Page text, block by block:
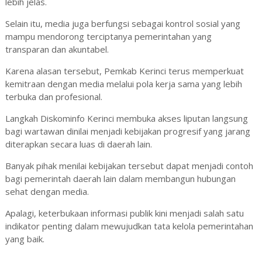
Selain itu, media juga berfungsi sebagai kontrol sosial yang
mampu mendorong terciptanya pemerintahan yang
transparan dan akuntabel.
Karena alasan tersebut, Pemkab Kerinci terus memperkuat
kemitraan dengan media melalui pola kerja sama yang lebih
terbuka dan profesional.
Langkah Diskominfo Kerinci membuka akses liputan langsung
bagi wartawan dinilai menjadi kebijakan progresif yang jarang
diterapkan secara luas di daerah lain.
Banyak pihak menilai kebijakan tersebut dapat menjadi contoh
bagi pemerintah daerah lain dalam membangun hubungan
sehat dengan media.
Apalagi, keterbukaan informasi publik kini menjadi salah satu
indikator penting dalam mewujudkan tata kelola pemerintahan
yang baik.